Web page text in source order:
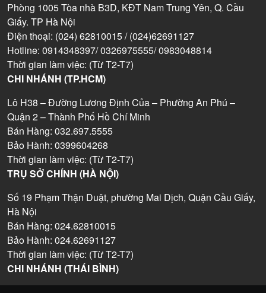
Phòng 1005 Tòa nhà B3D, KĐT Nam Trung Yên, Q. Cầu
Giấy. TP Hà Nội
Điện thoại: (024) 62810015 / (024)62691127
Hotline: 0914348397/ 0326975555/ 0983048814
Thời gian làm việc: (Từ T2-T7)
CHI NHÁNH (TP.HCM)
Lô H38 – Đường Lương Định Của – Phường An Phú –
Quận 2 – Thành Phố Hồ Chí Minh
Bán Hàng: 032.697.5555
Bảo Hành: 0399604268
Thời gian làm việc: (Từ T2-T7)
TRỤ SỞ CHÍNH (HÀ NỘI)
Số 19 Phạm Thận Duật, phường Mai Dịch, Quận Cầu Giấy,
Hà Nội
Bán Hàng: 024.62810015
Bảo Hành: 024.62691127
Thời gian làm việc: (Từ T2-T7)
CHI NHÁNH (THÁI BÌNH)